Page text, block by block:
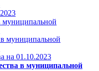
муниципальной
муниципальной
на 01.10.2023
в муниципальной